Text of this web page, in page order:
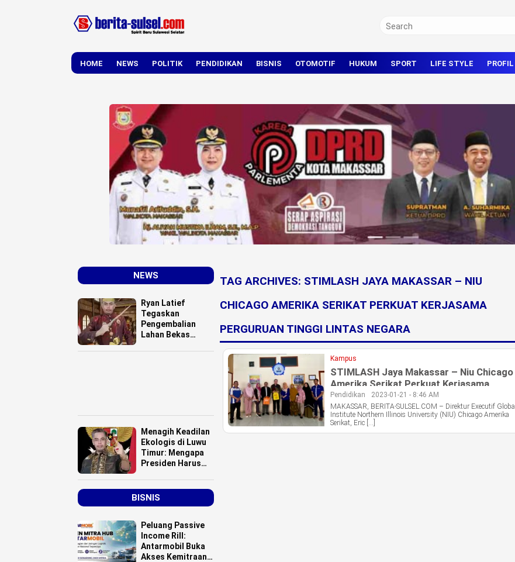
HOME NEWS POLITIK PENDIDIKAN BISNIS OTOMOTIF HUKUM SPORT LIFE STYLE PROFIL
NEWS
Ryan Latief
Tegaskan
Pengembalian
Lahan Bekas
Menagih Keadilan
Ekologis di Luwu
Timur: Mengapa
Presiden Harus
Smelter HPAL?
BISNIS
Peluang Passive
Income Rill:
Antarmobil Buka
Akses Kemitraan
TAG ARCHIVES: STIMLASH JAYA MAKASSAR – NIU
CHICAGO AMERIKA SERIKAT PERKUAT KERJASAMA
PERGURUAN TINGGI LINTAS NEGARA
Kampus
STIMLASH Jaya Makassar – Niu Chicago
Amerika Serikat Perkuat Kerjasama
Perguruan Tinggi Lintas Negara
Pendidikan
2023-01-21 - 8:46 AM
MAKASSAR, BERITA-SULSEL.COM – Direktur Executif Global
Institute Northern Illinois University (NIU) Chicago Amerika
Serikat, Eric […]